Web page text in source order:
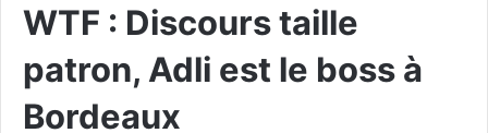
WTF : Discours taille
patron, Adli est le boss à
Bordeaux